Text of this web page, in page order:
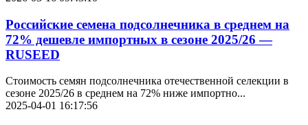
Российские семена подсолнечника в среднем на
72% дешевле импортных в сезоне 2025/26 —
RUSEED
Стоимость семян подсолнечника отечественной селекции в
сезоне 2025/26 в среднем на 72% ниже импортно...
2025-04-01 16:17:56